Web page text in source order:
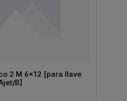
2 M 6x12 [para llave
B]